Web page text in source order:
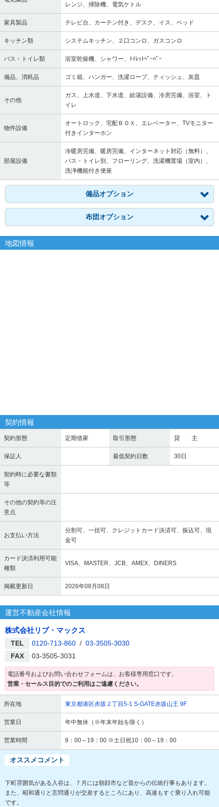
レンジ、掃除機、電気ケトル
家具製品 テレビ台、カーテン付き、デスク、イス、ベッド
キッチン類 システムキッチン、２口コンロ、ガスコンロ
バス・トイレ類 浴室乾燥機、シャワー、ﾄｲﾚｯﾄﾍﾟｰﾊﾟｰ
備品、消耗品 ゴミ箱、ハンガー、洗濯ロープ、ティッシュ、灰皿
その他
ガス、上水道、下水道、給湯設備、冷房完備、浴室、ト
イレ
物件設備
オートロック、宅配ＢＯＸ、エレベーター、TVモニター
付きインターホン
部屋設備
冷暖房完備、暖房完備、インターネット対応（無料）、
バス・トイレ別、フローリング、洗濯機置場（室内）、
洗浄機能付き便座
備品オプション
布団オプション
地図情報
契約情報
契約形態 定期借家 取引形態 貸 主
保証人 最低契約日数 30日
契約時に必要な書類
等
その他の契約等の注
意点
お支払い方法
分割可、一括可、クレジットカード決済可、振込可、現
金可
カード決済利用可能
種類
VISA、MASTER、JCB、AMEX、DINERS
掲載更新日 2026年08月08日
運営不動産会社情報
株式会社リブ・マックス
TEL 0120-713-860 / 03-3505-3030
FAX
03-3505-3031
電話番号およびお問い合わせフォームは、お客様専用窓口です。
営業・セールス目的でのご利用はご遠慮ください。
所在地 東京都港区赤坂２丁目5-1 S-GATE赤坂山王 9F
営業日 年中無休（※年末年始を除く）
営業時間 9：00～19：00 ※土日祝10：00～19：00
オススメコメント
下町雰囲気がある入谷は、７月には朝顔市など昔からの伝統行事もあります。
また、昭和通りと言問通りが交差するところにあり、高速もすぐ乗り入れ可能
です。